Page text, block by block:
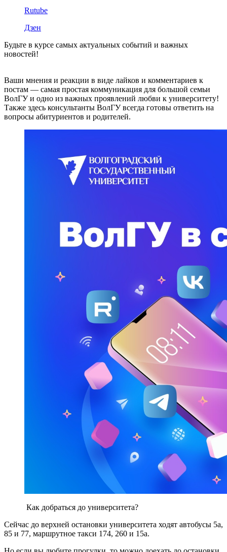
Rutube
Дзен
Будьте в курсе самых актуальных событий и важных
новостей!
Ваши мнения и реакции в виде лайков и комментариев к
постам — самая простая коммуникация для большой семьи
ВолГУ и одно из важных проявлений любви к университету!
Также здесь консультанты ВолГУ всегда готовы ответить на
вопросы абитуриентов и родителей.
Как добраться до университета?
Сейчас до верхней остановки университета ходят автобусы 5а,
85 и 77, маршрутное такси 174, 260 и 15а.